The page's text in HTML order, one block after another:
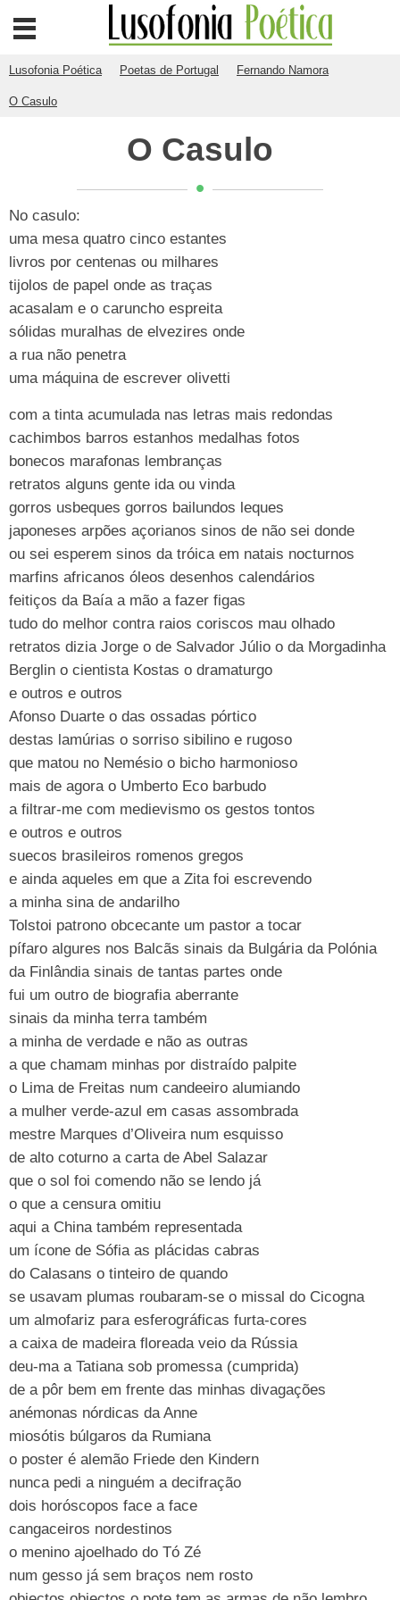
Lusofonia Poética Poetas de Portugal Fernando Namora
O Casulo
O Casulo
No casulo:
uma mesa quatro cinco estantes
livros por centenas ou milhares
tijolos de papel onde as traças
acasalam e o caruncho espreita
sólidas muralhas de elvezires onde
a rua não penetra
uma máquina de escrever olivetti
com a tinta acumulada nas letras mais redondas
cachimbos barros estanhos medalhas fotos
bonecos marafonas lembranças
retratos alguns gente ida ou vinda
gorros usbeques gorros bailundos leques
japoneses arpões açorianos sinos de não sei donde
ou sei esperem sinos da tróica em natais nocturnos
marfins africanos óleos desenhos calendários
feitiços da Baía a mão a fazer figas
tudo do melhor contra raios coriscos mau olhado
retratos dizia Jorge o de Salvador Júlio o da Morgadinha
Berglin o cientista Kostas o dramaturgo
e outros e outros
Afonso Duarte o das ossadas pórtico
destas lamúrias o sorriso sibilino e rugoso
que matou no Nemésio o bicho harmonioso
mais de agora o Umberto Eco barbudo
a filtrar-me com medievismo os gestos tontos
e outros e outros
suecos brasileiros romenos gregos
e ainda aqueles em que a Zita foi escrevendo
a minha sina de andarilho
Tolstoi patrono obcecante um pastor a tocar
pífaro algures nos Balcãs sinais da Bulgária da Polónia
da Finlândia sinais de tantas partes onde
fui um outro de biografia aberrante
sinais da minha terra também
a minha de verdade e não as outras
a que chamam minhas por distraído palpite
o Lima de Freitas num candeeiro alumiando
a mulher verde-azul em casas assombrada
mestre Marques d’Oliveira num esquisso
de alto coturno a carta de Abel Salazar
que o sol foi comendo não se lendo já
o que a censura omitiu
aqui a China também representada
um ícone de Sófia as plácidas cabras
do Calasans o tinteiro de quando
se usavam plumas roubaram-se o missal do Cicogna
um almofariz para esferográficas furta-cores
a caixa de madeira floreada veio da Rússia
deu-ma a Tatiana sob promessa (cumprida)
de a pôr bem em frente das minhas divagações
anémonas nórdicas da Anne
miosótis búlgaros da Rumiana
o poster é alemão Friede den Kindern
nunca pedi a ninguém a decifração
dois horóscopos face a face
cangaceiros nordestinos
o menino ajoelhado do Tó Zé
num gesso já sem braços nem rosto